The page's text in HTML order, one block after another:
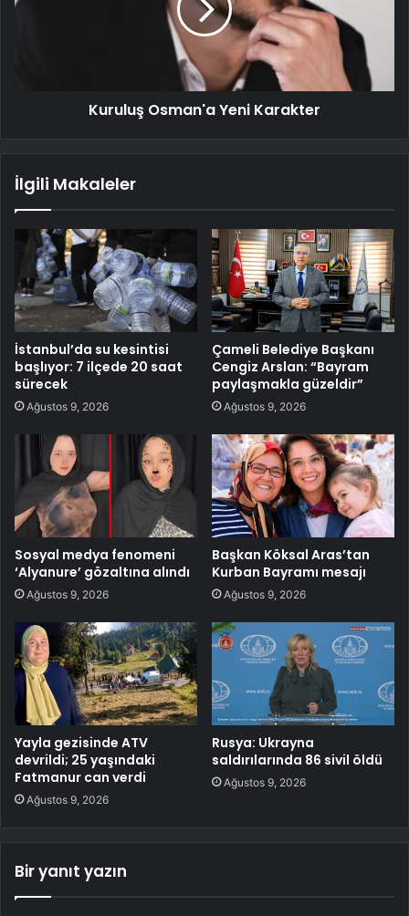
Kuruluş Osman'a Yeni Karakter
İlgili Makaleler
İstanbul’da su kesintisi
başlıyor: 7 ilçede 20 saat
sürecek
Ağustos 9, 2026
Çameli Belediye Başkanı
Cengiz Arslan: “Bayram
paylaşmakla güzeldir”
Ağustos 9, 2026
Sosyal medya fenomeni
‘Alyanure’ gözaltına alındı
Ağustos 9, 2026
Başkan Köksal Aras’tan
Kurban Bayramı mesajı
Ağustos 9, 2026
Yayla gezisinde ATV
devrildi; 25 yaşındaki
Fatmanur can verdi
Ağustos 9, 2026
Rusya: Ukrayna
saldırılarında 86 sivil öldü
Ağustos 9, 2026
Bir yanıt yazın